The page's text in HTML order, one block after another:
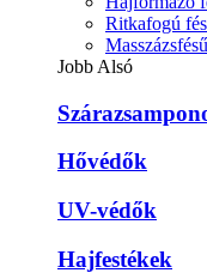
Ritkafogú
Masszázsfésű
Jobb Alsó
Hővédők
UV-védők
Hajfestékek